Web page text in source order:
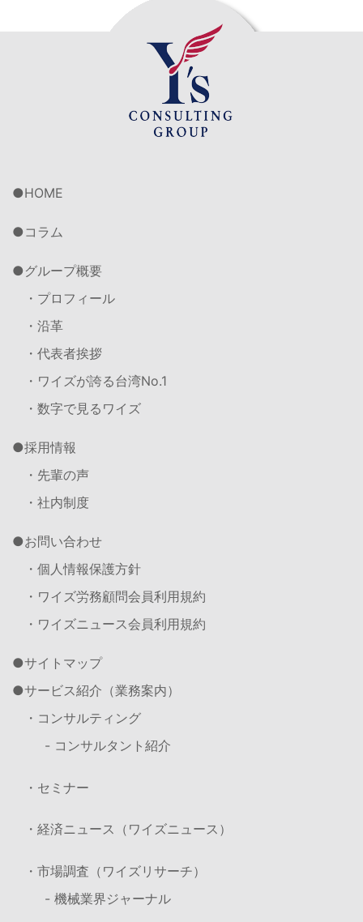
HOME
コラム
グループ概要
・プロフィール
・沿革
・代表者挨拶
・ワイズが誇る台湾No.1
・数字で見るワイズ
採用情報
・先輩の声
・社内制度
お問い合わせ
・個人情報保護方針
・ワイズ労務顧問会員利用規約
・ワイズニュース会員利用規約
サイトマップ
サービス紹介（業務案内）
・コンサルティング
- コンサルタント紹介
・セミナー
・経済ニュース（ワイズニュース）
・市場調査（ワイズリサーチ）
- 機械業界ジャーナル